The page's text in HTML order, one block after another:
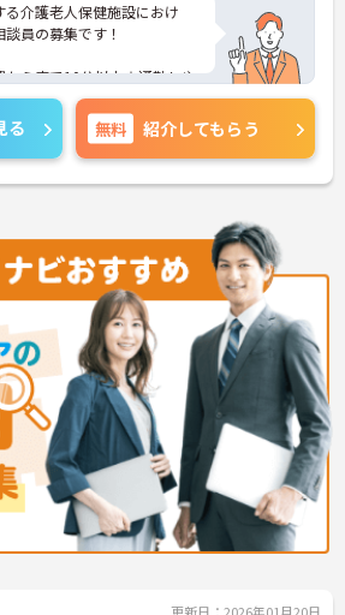
介護老人保健施設におけ
員の募集です！
ら車で10分以内☆通勤しや
ます！
対策ポイントなど、さらに
のでお気軽にご相談くださ
る 無料 紹介してもらう
更新日：2026年01月20日